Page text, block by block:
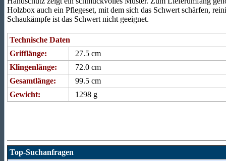
Holzbox auch ein Pflegeset, mit dem sich das Schwert schärfen,
Schaukämpfe ist das Schwert nicht geeignet.
Technische Daten
Grifflänge:
27.5 cm
Klingenlänge:
72.0 cm
Gesamtlänge:
99.5 cm
Gewicht:
1298 g
Top-Suchanfragen